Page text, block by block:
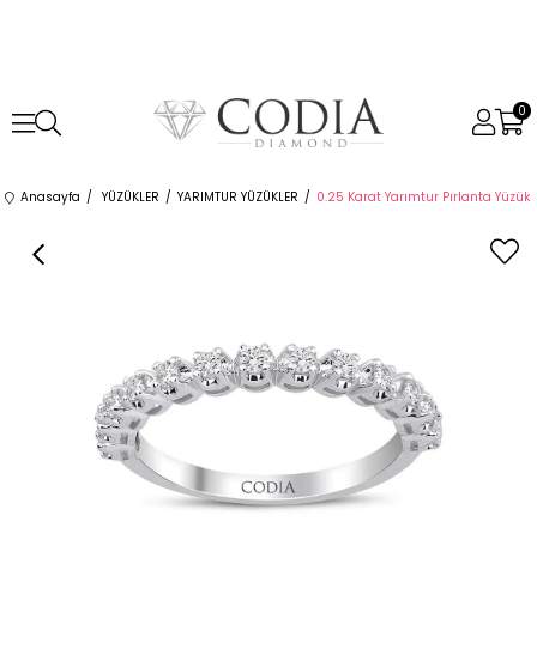
0
Anasayfa YÜZÜKLER YARIMTUR YÜZÜKLER 0.25 Karat Yarımtur Pırlanta Yüzük